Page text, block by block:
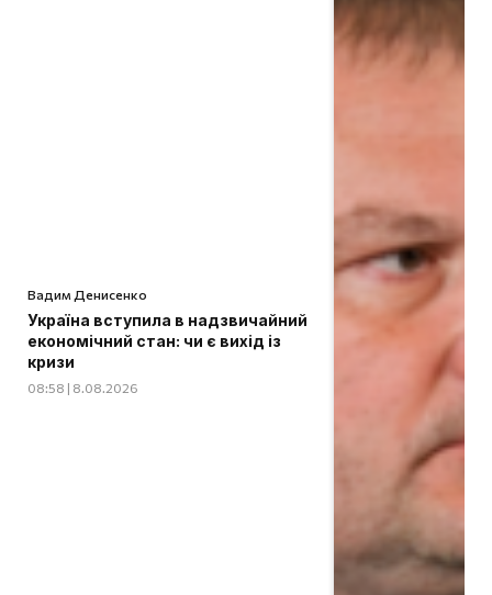
Вадим Денисенко
Україна вступила в надзвичайний
економічний стан: чи є вихід із
кризи
08:58 | 8.08.2026